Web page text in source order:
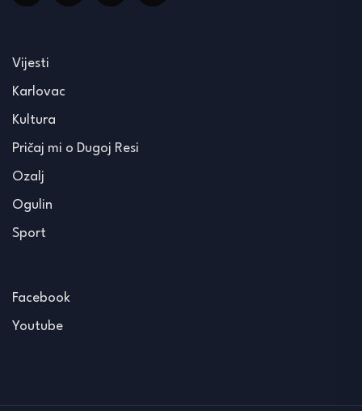
Vijesti
Karlovac
Kultura
Pričaj mi o Dugoj Resi
Ozalj
Ogulin
Sport
Facebook
Youtube